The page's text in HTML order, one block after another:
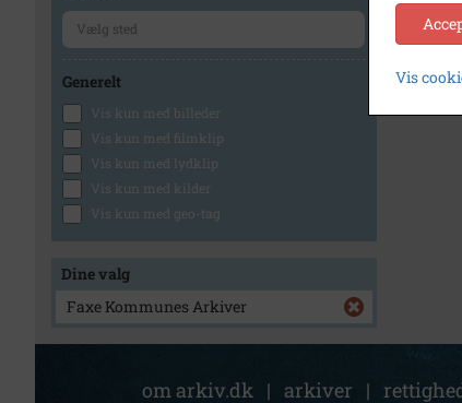
Generelt
Vis kun med billeder
Vis kun med filmklip
Vis kun med lydklip
Vis kun med kilder
Vis kun med geo-tag
Dine valg
Faxe Kommunes Arkiver
om arkiv.dk | arkiver |
Vis